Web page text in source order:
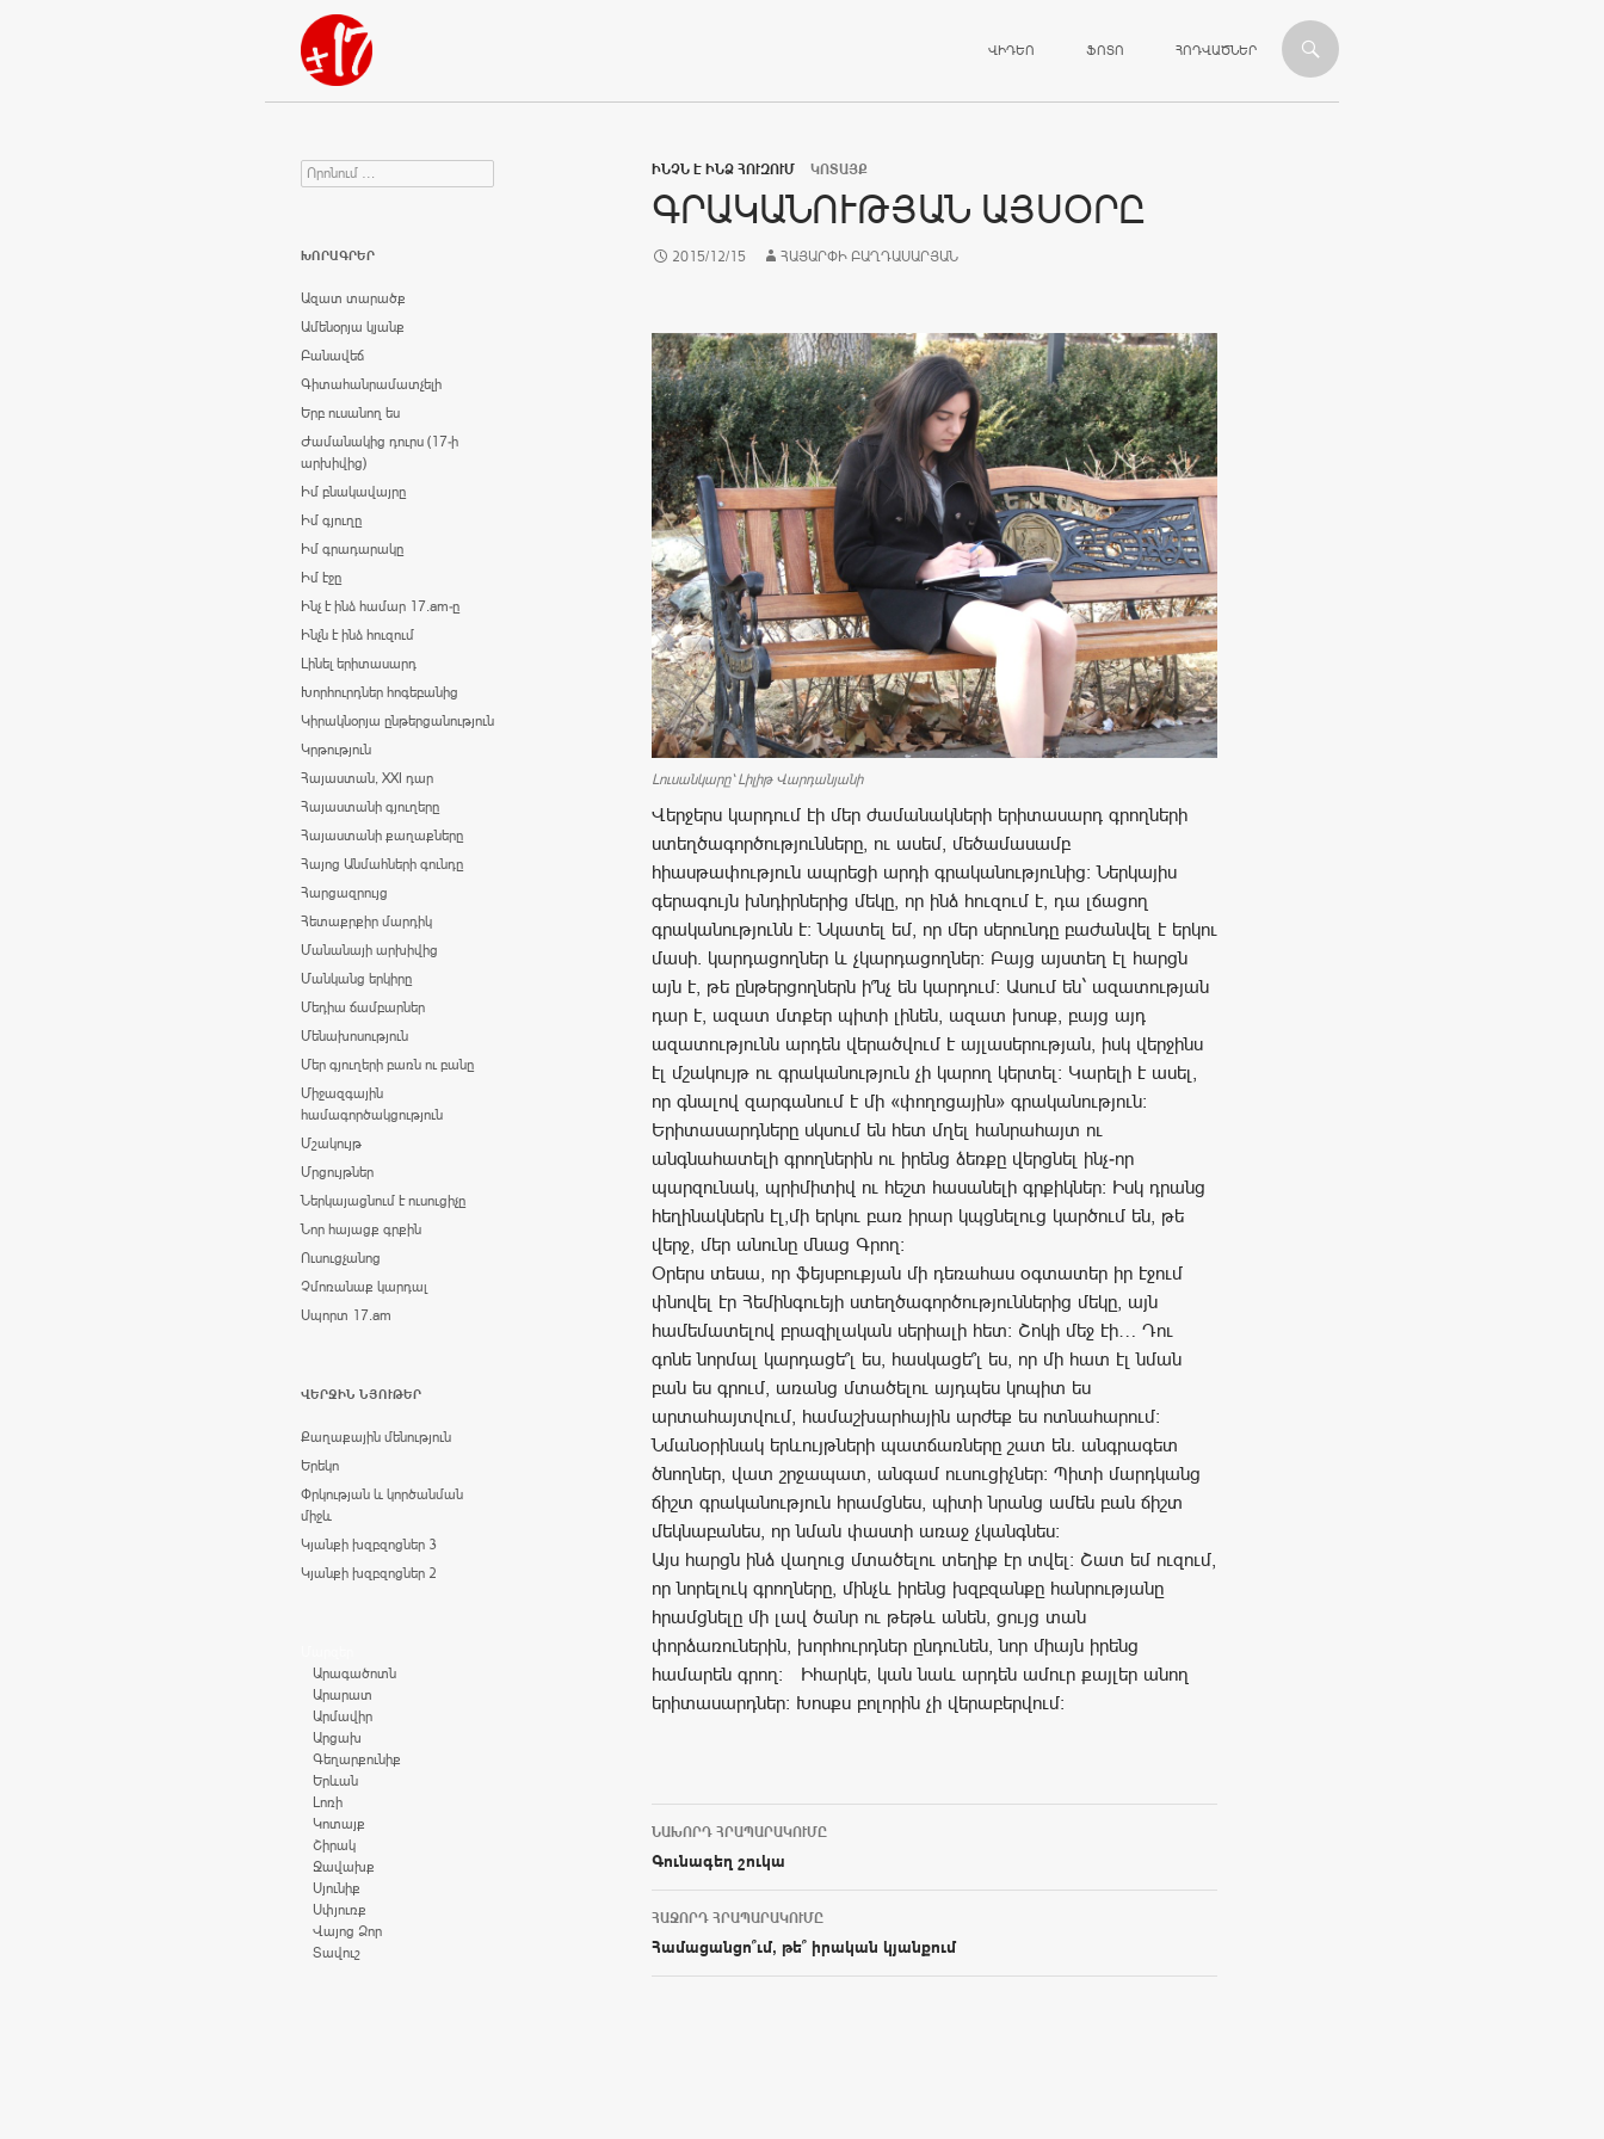
Որոնում
ՎԻԴԵՈ ՖՈՏՈ ՀՈԴՎԱԾՆԵՐ
ԻՆՉՆ Է ԻՆՁ ՀՈՒԶՈՒՄ ԿՈՏԱՅՔ
ԳՐԱԿԱՆՈՒԹՅԱՆ ԱՅՍՕՐԸ
2015/12/15 ՀԱՅԱՐՓԻ ԲԱՂԴԱՍԱՐՅԱՆ
Լուսանկարը՝ Լիլիթ Վարդանյանի
Վերջերս կարդում էի մեր ժամանակների երիտասարդ գրողների
ստեղծագործությունները, ու ասեմ, մեծամասամբ
հիասթափություն ապրեցի արդի գրականությունից: Ներկայիս
գերագույն խնդիրներից մեկը, որ ինձ հուզում է, դա լճացող
գրականությունն է: Նկատել եմ, որ մեր սերունդը բաժանվել է երկու
մասի. կարդացողներ և չկարդացողներ: Բայց այստեղ էլ հարցն
այն է, թե ընթերցողներն ի՞նչ են կարդում: Ասում են` ազատության
դար է, ազատ մտքեր պիտի լինեն, ազատ խոսք, բայց այդ
ազատությունն արդեն վերածվում է այլասերության, իսկ վերջինս
էլ մշակույթ ու գրականություն չի կարող կերտել: Կարելի է ասել,
որ գնալով զարգանում է մի «փողոցային» գրականություն:
Երիտասարդները սկսում են հետ մղել հանրահայտ ու
անգնահատելի գրողներին ու իրենց ձեռքը վերցնել ինչ-որ
պարզունակ, պրիմիտիվ ու հեշտ հասանելի գրքիկներ: Իսկ դրանց
հեղինակներն էլ,մի երկու բառ իրար կպցնելուց կարծում են, թե
վերջ, մեր անունը մնաց Գրող:
Օրերս տեսա, որ ֆեյսբուքյան մի դեռահաս օգտատեր իր էջում
փնովել էր Հեմինգուեյի ստեղծագործություններից մեկը, այն
համեմատելով բրազիլական սերիալի հետ: Շոկի մեջ էի… Դու
գոնե նորմալ կարդացե՞լ ես, հասկացե՞լ ես, որ մի հատ էլ նման
բան ես գրում, առանց մտածելու այդպես կոպիտ ես
արտահայտվում, համաշխարհային արժեք ես ոտնահարում:
Նմանօրինակ երևույթների պատճառները շատ են. անգրագետ
ծնողներ, վատ շրջապատ, անգամ ուսուցիչներ: Պիտի մարդկանց
ճիշտ գրականություն հրամցնես, պիտի նրանց ամեն բան ճիշտ
մեկնաբանես, որ նման փաստի առաջ չկանգնես:
Այս հարցն ինձ վաղուց մտածելու տեղիք էր տվել: Շատ եմ ուզում,
որ նորելուկ գրողները, մինչև իրենց խզբզանքը հանրությանը
հրամցնելը մի լավ ծանր ու թեթև անեն, ցույց տան
փորձառուներին, խորհուրդներ ընդունեն, նոր միայն իրենց
համարեն գրող: Իհարկե, կան նաև արդեն ամուր քայլեր անող
երիտասարդներ: Խոսքս բոլորին չի վերաբերվում:
Post navigation
ՆԱԽՈՐԴ ՀՐԱՊԱՐԱԿՈՒՄԸ
Գունագեղ շուկա
ՀԱՋՈՐԴ ՀՐԱՊԱՐԱԿՈՒՄԸ
Համացանցո՞ւմ, թե՞ իրական կյանքում
Search for:
ԽՈՐԱԳՐԵՐ
Ազատ տարածք
Ամենօրյա կյանք
Բանավեճ
Գիտահանրամատչելի
Երբ ուսանող ես
Ժամանակից դուրս (17-ի
արխիվից)
Իմ բնակավայրը
Իմ գյուղը
Իմ գրադարակը
Իմ էջը
Ինչ է ինձ համար 17.am-ը
Ինչն է ինձ հուզում
Լինել երիտասարդ
Խորհուրդներ հոգեբանից
Կիրակնօրյա ընթերցանություն
Կրթություն
Հայաստան, XXI դար
Հայաստանի գյուղերը
Հայաստանի քաղաքները
Հայոց Անմահների գունդը
Հարցազրույց
Հետաքրքիր մարդիկ
Մանանայի արխիվից
Մանկանց երկիրը
Մեդիա ճամբարներ
Մենախոսություն
Մեր գյուղերի բառն ու բանը
Միջազգային
համագործակցություն
Մշակույթ
Մրցույթներ
Ներկայացնում է ուսուցիչը
Նոր հայացք գրքին
Ուսուցչանոց
Չմոռանաք կարդալ
Սպորտ 17.am
ՎԵՐՋԻՆ ՆՅՈՒԹԵՐ
Քաղաքային մենություն
Երեկո
Փրկության և կործանման
միջև
Կյանքի խզբզոցներ 3
Կյանքի խզբզոցներ 2
Արագածոտն
Արարատ
Արմավիր
Արցախ
Գեղարքունիք
Երևան
Լոռի
Կոտայք
Շիրակ
Ջավախք
Սյունիք
Սփյուռք
Վայոց Ձոր
Տավուշ